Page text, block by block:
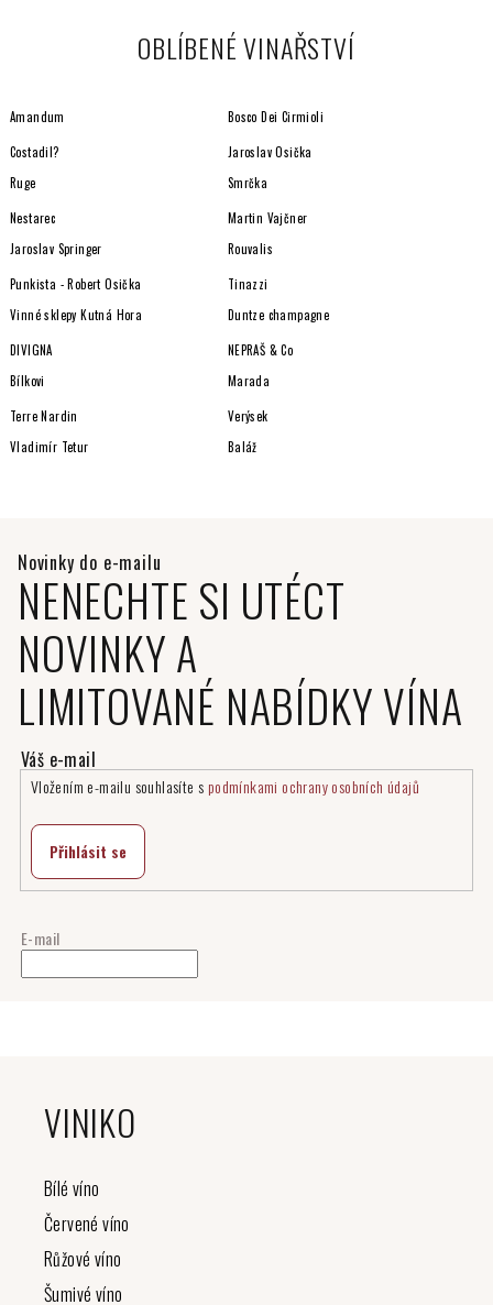
OBLÍBENÉ VINAŘSTVÍ
Amandum Bosco Dei Cirmioli
Costadil?
Jaroslav Osička
Ruge
Smrčka
Nestarec
Martin Vajčner
Jaroslav Springer
Rouvalis
Punkista - Robert Osička
Tinazzi
Vinné sklepy Kutná Hora
Duntze champagne
DIVIGNA
NEPRAŠ & Co
Bílkovi
Marada
Terre Nardin
Verýsek
Vladimír Tetur
Baláž
NENECHTE SI UTÉCT
NOVINKY A
LIMITOVANÉ NABÍDKY VÍNA
E-mail
Vložením e-mailu souhlasíte s podmínkami ochrany osobních údajů
Přihlásit se
VINIKO
Bílé víno
Červené víno
Růžové víno
Šumivé víno